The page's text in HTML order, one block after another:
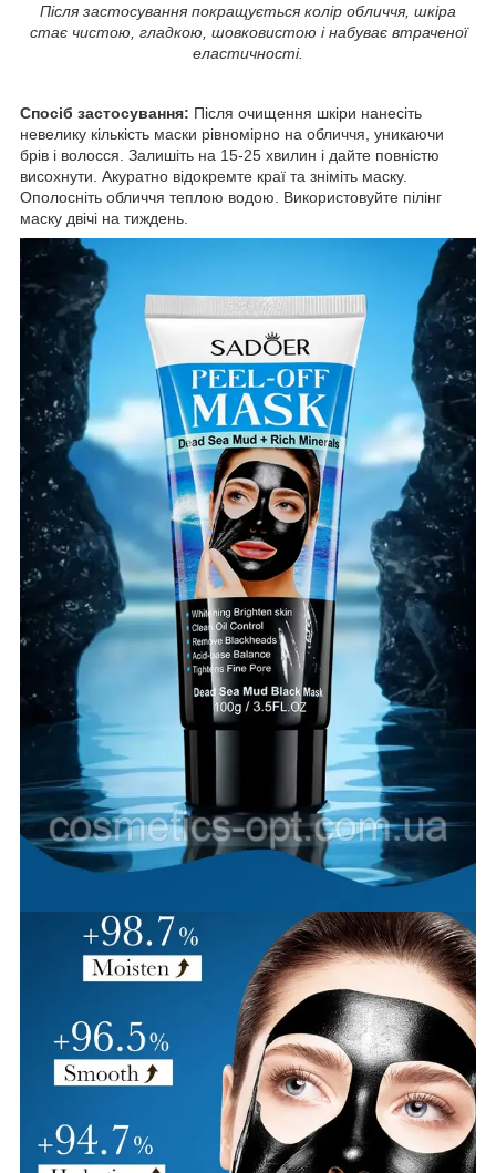
Після застосування покращується колір обличчя, шкіра
стає чистою, гладкою, шовковистою і набуває втраченої
еластичності.
Спосіб застосування: Після очищення шкіри нанесіть
невелику кількість маски рівномірно на обличчя, уникаючи
брів і волосся. Залишіть на 15-25 хвилин і дайте повністю
висохнути. Акуратно відокремте краї та зніміть маску.
Ополосніть обличчя теплою водою. Використовуйте пілінг
маску двічі на тиждень.